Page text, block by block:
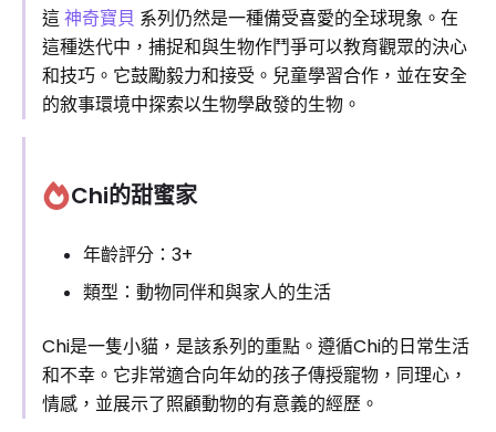
這神奇寶貝 系列仍然是一種備受喜愛的全球現象。在
這種迭代中，捕捉和與生物作鬥爭可以教育觀眾的決心
和技巧。它鼓勵毅力和接受。兒童學習合作，並在安全
的敘事環境中探索以生物學啟發的生物。
Chi的甜蜜家
年齡評分：3+
類型：動物同伴和與家人的生活
Chi是一隻小貓，是該系列的重點。遵循Chi的日常生活
和不幸。它非常適合向年幼的孩子傳授寵物，同理心，
情感，並展示了照顧動物的有意義的經歷。